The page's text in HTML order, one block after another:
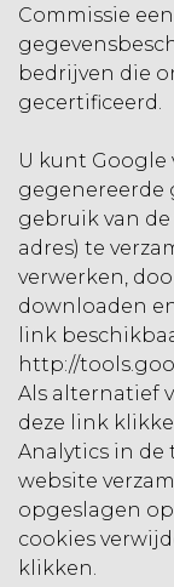
Commissie
bedrijven die
gecertificeerd.
U kunt
gegenereerde
gebruik van
adres) te
verwerken,
downloaden
link
http://
Als alternatief
deze link
Analytics in de
website
opgeslagen
cookies
klikken.